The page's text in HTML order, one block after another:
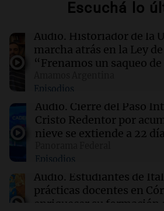
19:13 Sociedad
Un video en primera persona
caso Micaela Albornoz
19:07 Mundo
Ecuador retoma la compra
Colombia con precios
tensiones políticas
19:06 Sociedad
Caso Loan: Soria denuncia
altercado en la cárcel
Escuchá lo
Audio. Historiador de la
marcha atrás en la Ley
“Frenamos un saqueo
Episodios
Audio. Cierre del Paso
Cristo Redentor por
nieve se extiende a 22
Episodios
Audio. Estudiantes de
prácticas docentes en
enriquecer su formación